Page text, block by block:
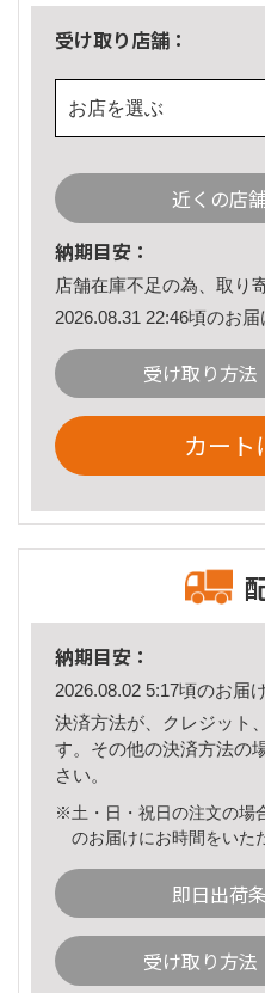
受け取り店舗：
お店を選ぶ
近くの店
納期目安：
店舗在庫不足の為、取り
2026.08.31 22:46頃のお届
受け取り方法
カート
納期目安：
2026.08.02 5:17頃のお届
決済方法が、クレジット
す。その他の決済方法の
さい。
※土・日・祝日の注文の場
のお届けにお時間をいた
即日出荷
受け取り方法